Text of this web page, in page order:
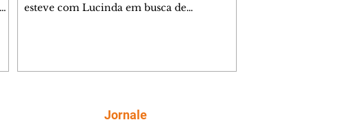
esteve com Lucinda em busca de
Verônica e Noêmia perseguem Cadinho na
praia deserta. Dolores sugere que Roni peça
Jornale